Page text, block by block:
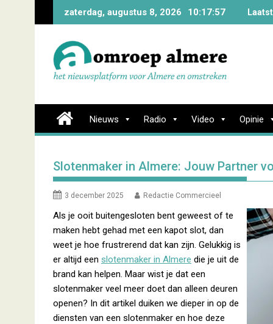
zaterdag, augustus 8, 2026 10:17:57
Nieuws Radio Video Opinie
Slotenmaker in Almere: Jouw Partner
3 december 2025 Redactie Commercieel
Als je ooit buitengesloten bent geweest of te
maken hebt gehad met een kapot slot, dan
weet je hoe frustrerend dat kan zijn. Gelukkig is
er altijd een slotenmaker in Almere die je uit de
brand kan helpen. Maar wist je dat een
slotenmaker veel meer doet dan alleen deuren
openen? In dit artikel duiken we dieper in op de
diensten van een slotenmaker en hoe deze